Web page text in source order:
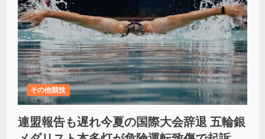
その他競技
連盟報告も遅れ今夏の国際大会辞退 五輪銀